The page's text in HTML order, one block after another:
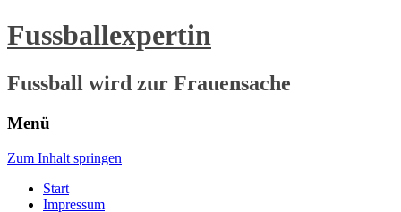
Fussballexpertin
Fussball wird zur Frauensache
Menü
Zum Inhalt springen
Start
Impressum